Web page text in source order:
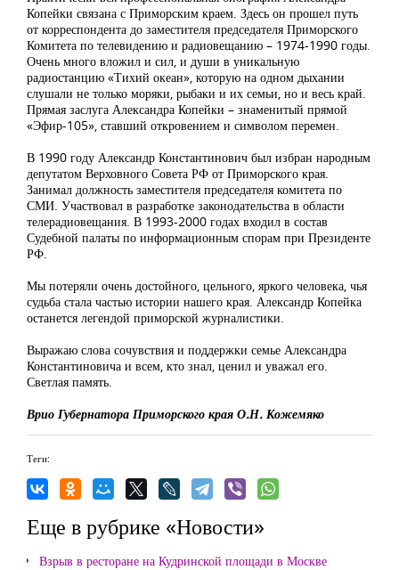
Копейки связана с Приморским краем. Здесь он прошел путь
от корреспондента до заместителя председателя Приморского
Комитета по телевидению и радиовещанию – 1974-1990 годы.
Очень много вложил и сил, и души в уникальную
радиостанцию «Тихий океан», которую на одном дыхании
слушали не только моряки, рыбаки и их семьи, но и весь край.
Прямая заслуга Александра Копейки – знаменитый прямой
«Эфир-105», ставший откровением и символом перемен.
В 1990 году Александр Константинович был избран народным
депутатом Верховного Совета РФ от Приморского края.
Занимал должность заместителя председателя комитета по
СМИ. Участвовал в разработке законодательства в области
телерадиовещания. В 1993-2000 годах входил в состав
Судебной палаты по информационным спорам при Президенте
РФ.
Мы потеряли очень достойного, цельного, яркого человека, чья
судьба стала частью истории нашего края. Александр Копейка
останется легендой приморской журналистики.
Выражаю слова сочувствия и поддержки семье Александра
Константиновича и всем, кто знал, ценил и уважал его.
Светлая память.
Врио Губернатора Приморского края О.Н. Кожемяко
Теги:
Еще в рубрике «Новости»
Взрыв в ресторане на Кудринской площади в Москве